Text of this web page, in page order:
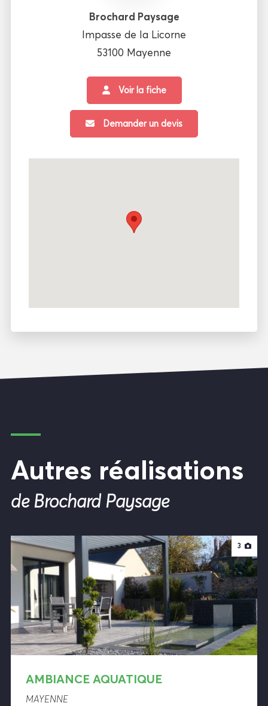
Brochard Paysage
Impasse de la Licorne
53100 Mayenne
Voir la fiche
Demander un devis
Autres réalisations
de Brochard Paysage
3
AMBIANCE AQUATIQUE
MAYENNE